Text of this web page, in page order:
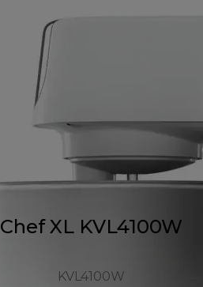
Chef XL KVL4100W
KVL4100W